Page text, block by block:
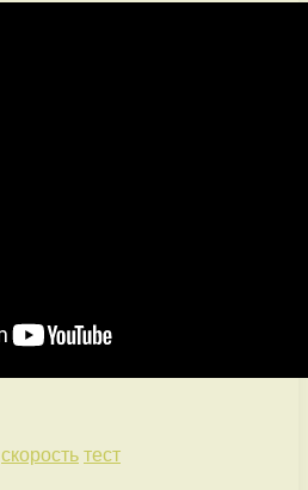
скорость тест